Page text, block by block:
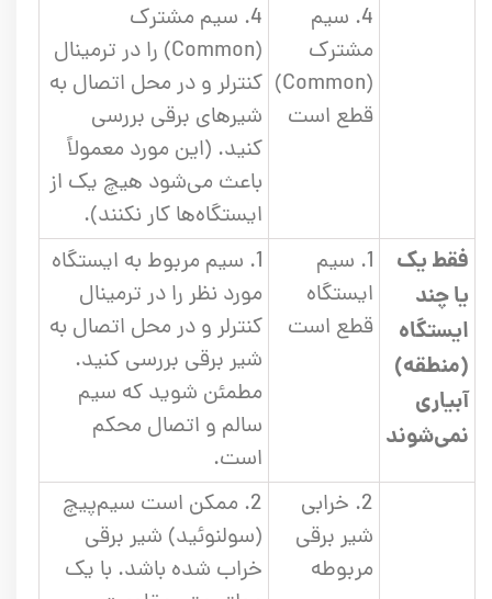
4. سیم
مشترک
(Common)
قطع است
4. سیم مشترک
(Common) را در ترمینال
کنترلر و در محل اتصال به
شیرهای برقی بررسی
کنید. (این مورد معمولاً
باعث می‌شود هیچ یک از
ایستگاه‌ها کار نکنند).
فقط یک
یا چند
ایستگاه
(منطقه)
آبیاری
نمی‌شوند
1. سیم
ایستگاه
قطع است
1. سیم مربوط به ایستگاه
مورد نظر را در ترمینال
کنترلر و در محل اتصال به
شیر برقی بررسی کنید.
مطمئن شوید که سیم
سالم و اتصال محکم
است.
2. خرابی
شیر برقی
مربوطه
2. ممکن است سیم‌پیچ
(سولنوئید) شیر برقی
خراب شده باشد. با یک